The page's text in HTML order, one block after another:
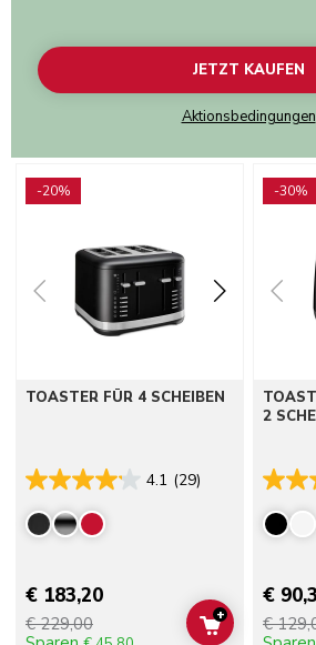
JETZT KAUFEN
Aktionsbedingungen
-20%
TOASTER FÜR 4 SCHEIBEN
4.1 (29)
€ 183,20
€ 229,00
ADD TO
+
-30%
2
€
€